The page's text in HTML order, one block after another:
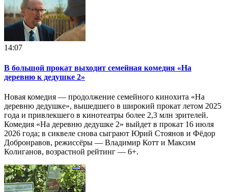
14:07
В большой прокат выходит семейная комедия «На
деревню к дедушке 2»
Новая комедия — продолжение семейного кинохита «На
деревню дедушке», вышедшего в широкий прокат летом 2025
года и привлекшего в кинотеатры более 2,3 млн зрителей.
Комедия «На деревню дедушке 2» выйдет в прокат 16 июля
2026 года; в сиквеле снова сыграют Юрий Стоянов и Фёдор
Добронравов, режиссёры — Владимир Котт и Максим
Колиганов, возрастной рейтинг — 6+.